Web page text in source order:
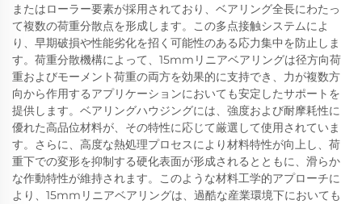
またはローラー要素が採用されており、ベアリング全長にわたっ
て複数の荷重分散点を形成します。この多点接触システムによ
り、早期破損や性能劣化を招く可能性のある応力集中を防止しま
す。荷重分散機構によって、15mmリニアベアリングは径方向荷
重およびモーメント荷重の両方を効果的に支持でき、力が複数方
向から作用するアプリケーションにおいても安定したサポートを
提供します。ベアリングハウジングには、強度および耐摩耗性に
優れた高品位材料が、その特性に応じて厳選して使用されていま
す。さらに、高度な熱処理プロセスにより材料特性が向上し、荷
重下での変形を抑制する硬化表面が形成されるとともに、滑らか
な作動特性が維持されます。このような材料工学的アプローチに
より、15mmリニアベアリングは、過酷な産業環境下においても